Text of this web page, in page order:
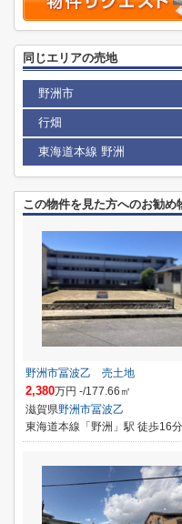
同じエリアの売地
野洲市
行畑
東海道本線 野洲
この物件を見た方へのお勧め
野洲市冨波乙 売土地
2,380万円 -/177.66㎡
滋賀県野洲市冨波乙
東海道本線「野洲」駅 徒歩16分